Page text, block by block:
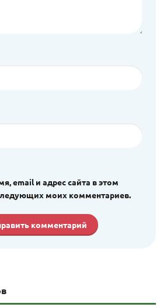
email и адрес сайта в этом
моих комментариев.